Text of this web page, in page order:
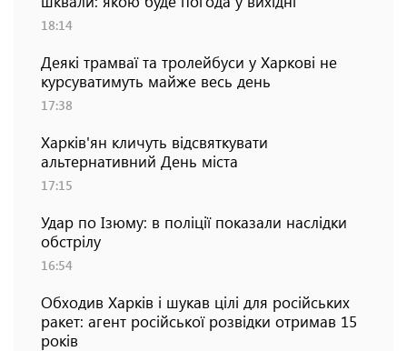
18:14
Деякі трамваї та тролейбуси у Харкові не
курсуватимуть майже весь день
17:38
Харків'ян кличуть відсвяткувати
альтернативний День міста
17:15
Удар по Ізюму: в поліції показали наслідки
обстрілу
16:54
Обходив Харків і шукав цілі для російських
ракет: агент російської розвідки отримав 15
років